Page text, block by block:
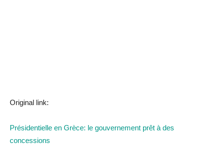
Original link:
Présidentielle en Grèce: le gouvernement prêt à des
concessions